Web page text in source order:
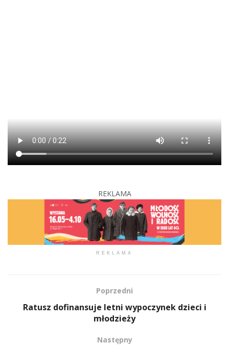
REKLAMA
REKLAMA
Poprzedni
Ratusz dofinansuje letni wypoczynek dzieci i
młodzieży
Następny